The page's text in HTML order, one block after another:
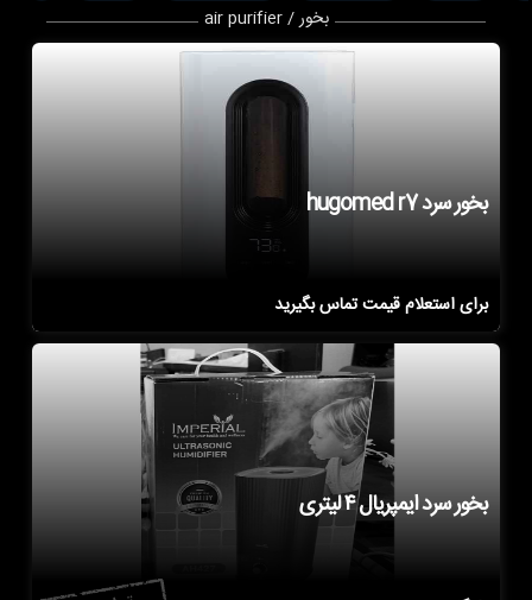
بخور / air purifier
بخور سرد hugomed r7
برای استعلام قیمت تماس بگیرید
بخور سرد ایمپریال ۴ لیتری